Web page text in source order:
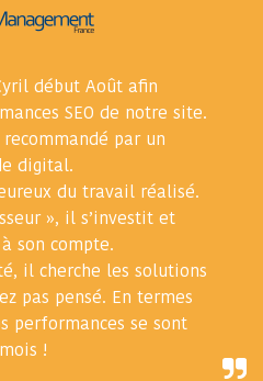
début Août afin
SEO de notre site.
par un
digital.
du travail réalisé.
», il s’investit et
son compte.
il cherche les solutions
pas pensé. En termes
performances se sont
!